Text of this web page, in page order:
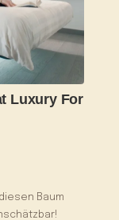
Baum